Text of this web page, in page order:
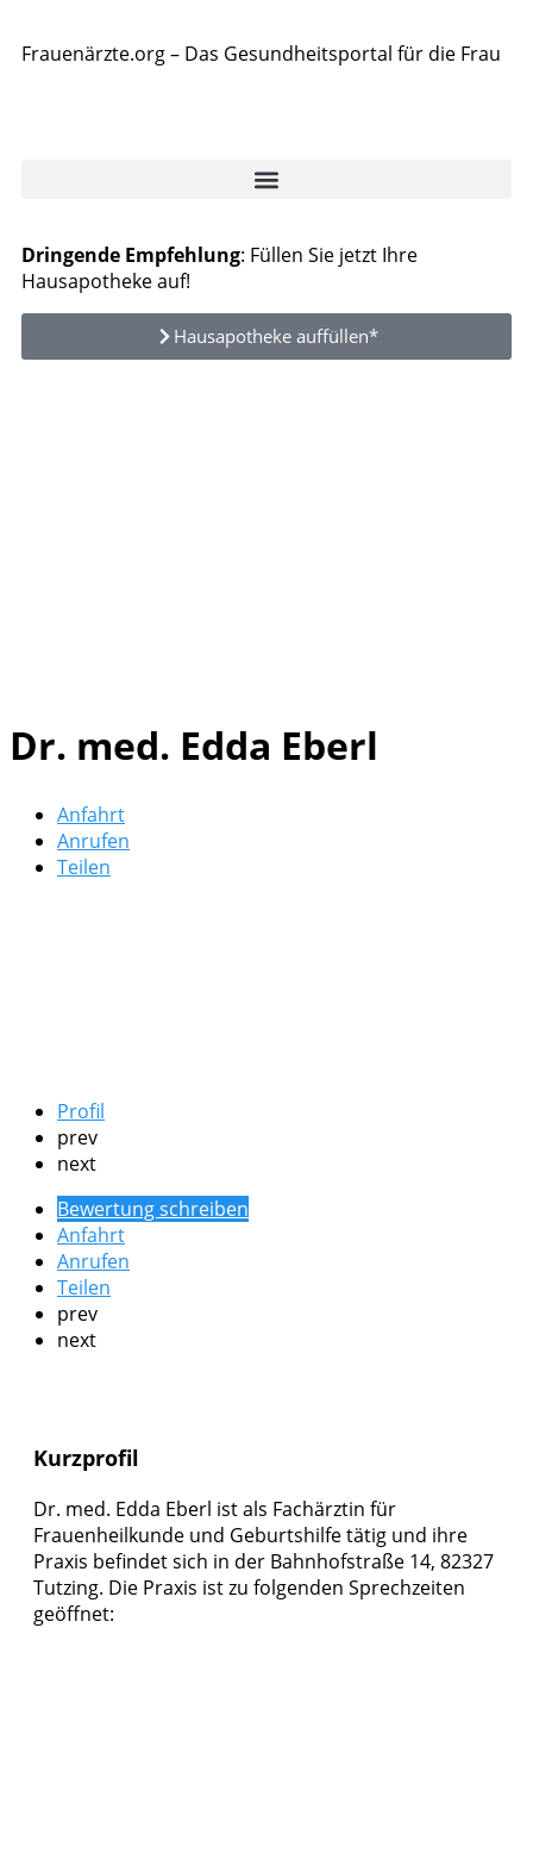
Frauenärzte.org – Das Gesundheitsportal für die Frau
Dringende Empfehlung: Füllen Sie jetzt Ihre
Hausapotheke auf!
Hausapotheke auffüllen*
Dr. med. Edda Eberl
Anfahrt
Anrufen
Teilen
Profil
prev
next
Bewertung schreiben
Anfahrt
Anrufen
Teilen
prev
next
Kurzprofil
Dr. med. Edda Eberl ist als Fachärztin für
Frauenheilkunde und Geburtshilfe tätig und ihre
Praxis befindet sich in der Bahnhofstraße 14, 82327
Tutzing. Die Praxis ist zu folgenden Sprechzeiten
geöffnet: